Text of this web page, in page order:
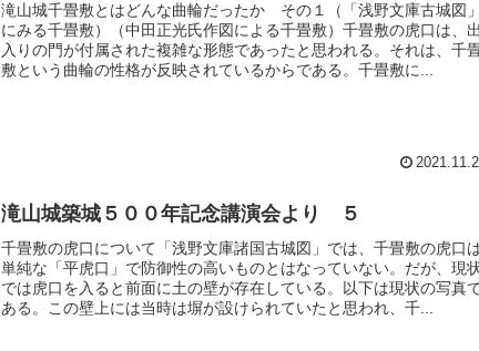
滝山城千畳敷とはどんな曲輪だったか その１（「浅野文庫古城図」
にみる千畳敷）（中田正光氏作図による千畳敷）千畳敷の虎口は、出
入りの門が付属された複雑な形態であったと思われる。それは、千
敷という曲輪の性格が反映されているからである。千畳敷に...
滝山城築城５００年記念講演会より ５
千畳敷の虎口について「浅野文庫諸国古城図」では、千畳敷の虎口
単純な「平虎口」で防御性の高いものとはなっていない。だが、現
では虎口を入ると前面に土の壁が存在している。以下は現状の写真
ある。この壁上には当時は塀が設けられていたと思われ、千...